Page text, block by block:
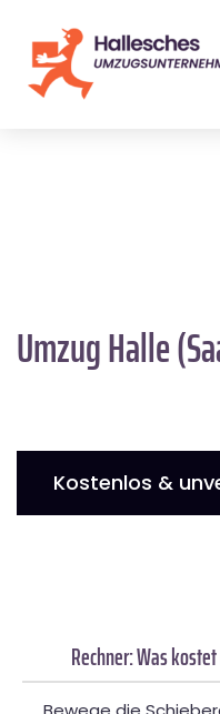
Umzug Halle
Kostenlos &
Rechner: Was